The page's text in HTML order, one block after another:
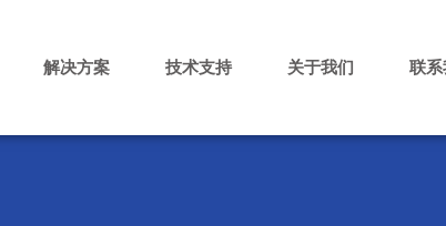
解决方案 技术支持 关于我们 联